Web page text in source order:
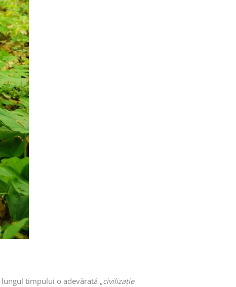
timpului o adevărată „civilizație